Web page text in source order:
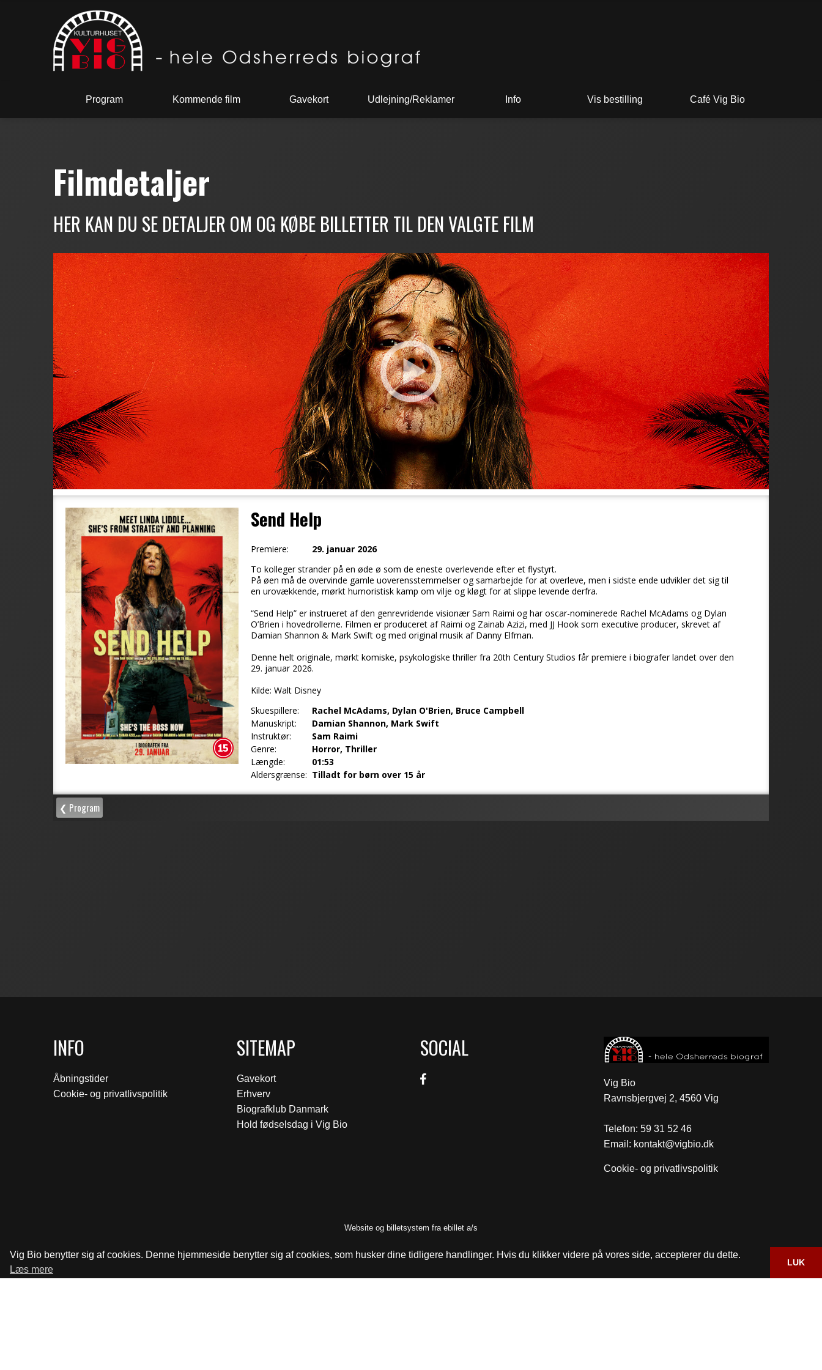
Vig Bio benytter sig af cookies. Denne hjemmeside benytter sig af cookies, som husker dine tidligere handlinger. Hvis du klikker videre på vores side, accepterer du dette.
Læs mere
LUK
Program Kommende film Gavekort Udlejning/Reklamer Info Vis bestilling Café Vig Bio
INFO
Åbningstider
Cookie- og privatlivspolitik
SITEMAP
Gavekort
Erhverv
Biografklub Danmark
Hold fødselsdag i Vig Bio
SOCIAL
Vig Bio
Ravnsbjergvej 2, 4560 Vig
Telefon: 59 31 52 46
Email: kontakt@vigbio.dk
Cookie- og privatlivspolitik
Website og billetsystem fra ebillet a/s